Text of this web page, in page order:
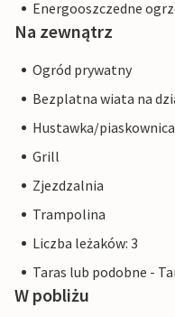
Energooszczedne
Na zewnątrz
Ogród prywatny
Bezplatna wiata na
Hustawka/
Grill
Zjezdzalnia
Trampolina
Liczba leżaków: 3
Taras lub podobne -
W pobliżu